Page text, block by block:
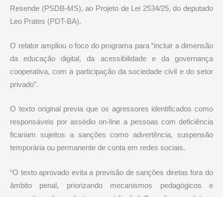
Resende (PSDB-MS), ao Projeto de Lei 2534/25, do deputado
Leo Prates (PDT-BA).
O relator ampliou o foco do programa para “incluir a dimensão
da educação digital, da acessibilidade e da governança
cooperativa, com a participação da sociedade civil e do setor
privado”.
O texto original previa que os agressores identificados como
responsáveis por assédio on-line a pessoas com deficiência
ficariam sujeitos a sanções como advertência, suspensão
temporária ou permanente de conta em redes sociais.
“O texto aprovado evita a previsão de sanções diretas fora do
âmbito penal, priorizando mecanismos pedagógicos e